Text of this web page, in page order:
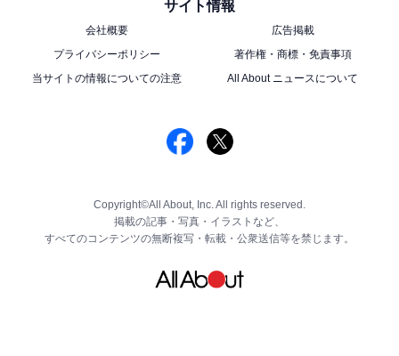
サイト情報
会社概要
広告掲載
プライバシーポリシー
著作権・商標・免責事項
当サイトの情報についての注意
All About ニュースについて
Copyright©All About, Inc. All rights reserved.
掲載の記事・写真・イラストなど、
すべてのコンテンツの無断複写・転載・公衆送信等を禁じます。